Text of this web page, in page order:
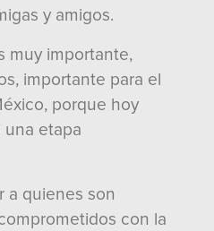
y amigos.
muy importante,
importante para el
porque hoy
una etapa
a quienes son
con la